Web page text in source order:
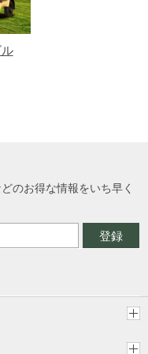
のお得な情報をいち早く
登録